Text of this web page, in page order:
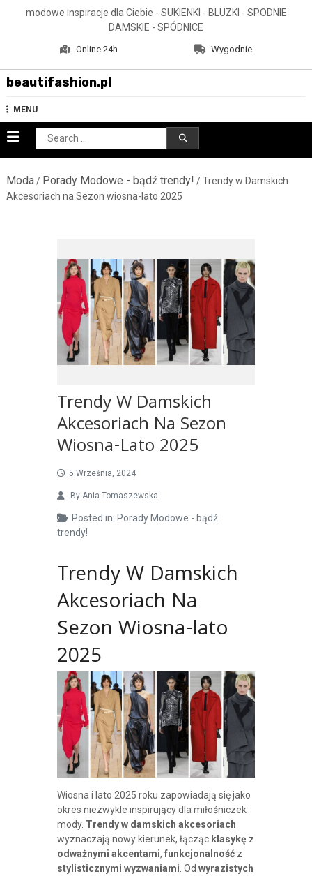
modowe inspiracje dla Ciebie - SUKIENKI - BLUZKI - SPODNIE
DAMSKIE - SPÓDNICE
Online 24h Wygodnie
beautifashion.pl
MENU
Search
for:
Moda/ Porady Modowe - bądź trendy! / Trendy w Damskich
Akcesoriach na Sezon wiosna-lato 2025
Trendy W Damskich
Akcesoriach Na Sezon
Wiosna-Lato 2025
5 Września, 2024
By Ania Tomaszewska
Posted in: Porady Modowe - bądź
trendy!
Trendy W Damskich
Akcesoriach Na
Sezon Wiosna-lato
2025
Wiosna i lato 2025 roku zapowiadają się jako
okres niezwykle inspirujący dla miłośniczek
mody. Trendy w damskich akcesoriach
wyznaczają nowy kierunek, łącząc klasykęz
odważnymi akcentami, funkcjonalnośćz
stylisticznymi wyzwaniami . Od wyrazistych